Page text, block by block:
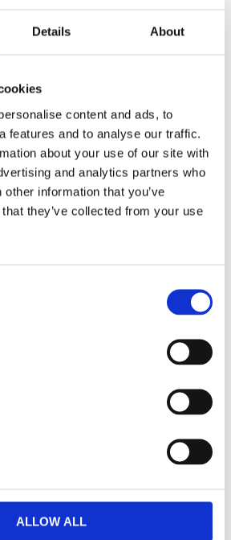
Details About
content and ads, to
features and to analyse our traffic.
about your use of our site with
and analytics partners who
information that you’ve
they’ve collected from your use
ALLOW ALL
2 905,00
Lägg till i favoriter Lägg
Lägg